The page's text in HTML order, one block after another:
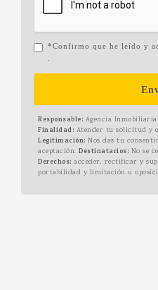
*Confirmo que he leído y
Responsable: Agencia Inmobiliaria
Finalidad: Atender tu solicitud y
Legitimación: Nos das tu
aceptación. Destinatarios: No se
Derechos: acceder, rectificar y
portabilidad y limitación u